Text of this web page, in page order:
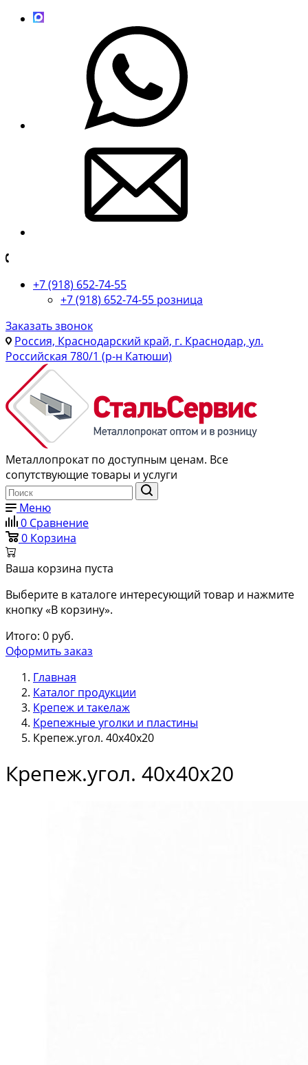
+7 (918) 652-74-55
+7 (918) 652-74-55 розница
Заказать звонок
Россия, Краснодарский край, г. Краснодар, ул.
Российская 780/1 (р-н Катюши)
Металлопрокат по доступным ценам. Все
сопутствующие товары и услуги
Меню
0 Сравнение
0 Корзина
Ваша корзина пуста
Выберите в каталоге интересующий товар и нажмите
кнопку «В корзину».
Итого: 0 руб.
Оформить заказ
Главная
Каталог продукции
Крепеж и такелаж
Крепежные уголки и пластины
Крепеж.угол. 40х40х20
Крепеж.угол. 40х40х20